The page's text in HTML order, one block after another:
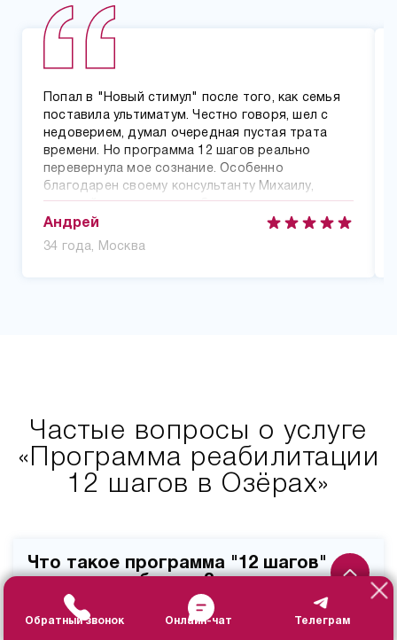
Попал в "Новый стимул" после того, как семья
поставила ультиматум. Честно говоря, шел с
недоверием, думал очередная пустая трата
времени. Но программа 12 шагов реально
перевернула мое сознание. Особенно
благодарен своему консультанту Михаилу,
который помог мне разобраться в причинах
зависимости. Уже год как в чистоте,
восстановил отношения с родными.
Андрей
34 года, Москва
Частые вопросы о услуге
«Программа реабилитации
12 шагов в Озёрах»
Что такое программа "12 шагов"
и как она работает?
Программа "12 шагов" – это проверенный временем
Обратный звонок Онлайн-чат Телеграм